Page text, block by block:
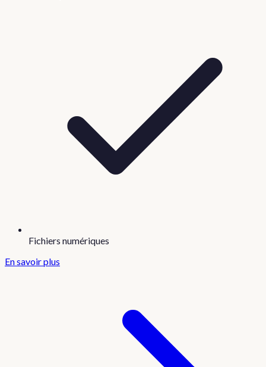
Fichiers numériques
En savoir plus